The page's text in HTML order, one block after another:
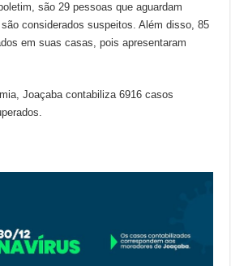
são 29 pessoas que aguardam
considerados suspeitos. Além disso, 85
em suas casas, pois apresentaram
Joaçaba contabiliza 6916 casos